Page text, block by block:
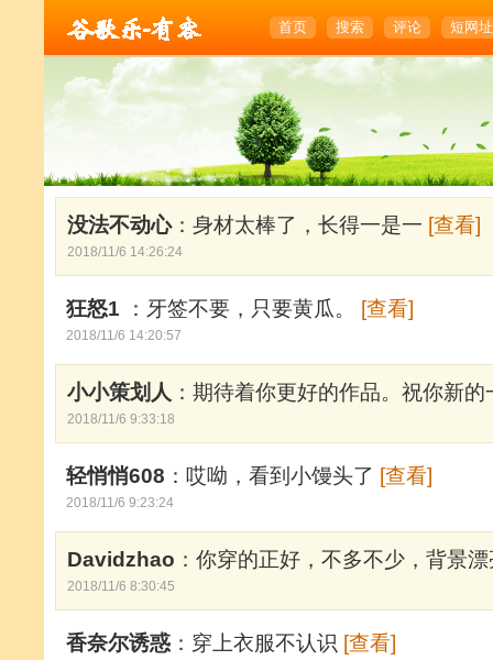
首页 搜索 评论 短网址
没法不动心：身材太棒了，长得一是一 [查看]
2018/11/6 14:26:24
狂怒1 ：牙签不要，只要黄瓜。 [查看]
2018/11/6 14:20:57
小小策划人 ：期待着你更好的作品。祝你新
2018/11/6 9:33:18
轻悄悄608 ：哎呦，看到小馒头了 [查看]
2018/11/6 9:23:24
Davidzhao ：你穿的正好，不多不少，背景
2018/11/6 8:30:45
香奈尔诱惑 ：穿上衣服不认识 [查看]